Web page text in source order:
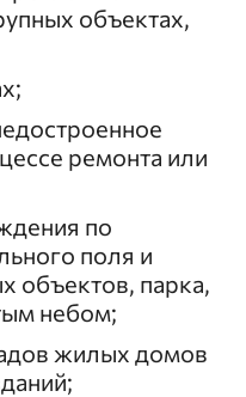
объектах,
ремонта или
по
поля и
объектов, парка,
небом;
жилых домов